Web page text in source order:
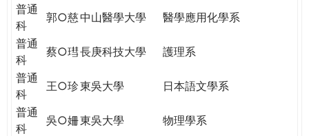
普通
科
郭○慈中山醫學大學
醫學應用化學系
普通
科
蔡○㻰長庚科技大學
護理系
普通
科
王○珍東吳大學
日本語文學系
普通
科
吳○姍東吳大學
物理學系